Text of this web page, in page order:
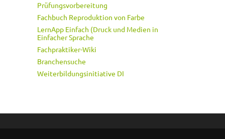
Prüfungsvorbereitung
Fachbuch Reproduktion von Farbe
LernApp Einfach (Druck und Medien in
Einfacher Sprache
Fachpraktiker-Wiki
Branchensuche
Weiterbildungsinitiative DI